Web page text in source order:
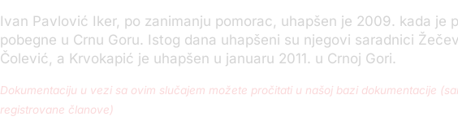
Ivan Pavlović Iker, po zanimanju pomorac, uhapšen je 2009. kada je
pobegne u Crnu Goru. Istog dana uhapšeni su njegovi saradnici
Čolević, a Krvokapić je uhapšen u januaru 2011. u Crnoj Gori.
Dokumentaciju u vezi sa ovim slučajem možete pročitati u našoj bazi dokumentacije
registrovane članove)